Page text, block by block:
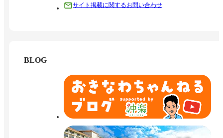
サイト掲載に関するお問い合わせ
BLOG